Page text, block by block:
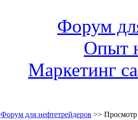
Форум
Опыт
Маркетинг
Форум для нефтетрейдеров >>